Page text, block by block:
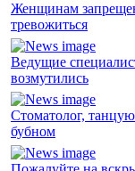
Женщинам
тревожиться
Ведущие
возмутились
Стоматолог,
бубном